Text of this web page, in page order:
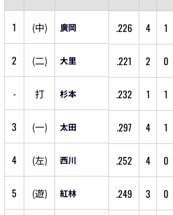
1 (中) 廣岡 .226 4 1
2 (二) 大里 .221 2 0
- 打 杉本 .232 1 1
3 (一) 太田 .297 4 1
4 (左) 西川 .252 4 0
5 (遊) 紅林 .249 3 0